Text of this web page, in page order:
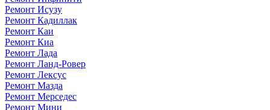
Ремонт Исузу
Ремонт Кадиллак
Ремонт Каи
Ремонт Киа
Ремонт Лада
Ремонт Ланд-Ровер
Ремонт Лексус
Ремонт Мазда
Ремонт Мерседес
Ремонт Мини